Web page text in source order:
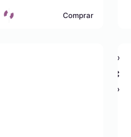
Comprar